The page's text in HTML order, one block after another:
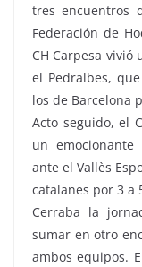
tres encuentros
Federación de
CH Carpesa
el Pedralbes,
los de Barcelona
Acto seguido, el
un
ante el Vallès
catalanes por 3 a
Cerraba la
sumar en otro
ambos equipos.